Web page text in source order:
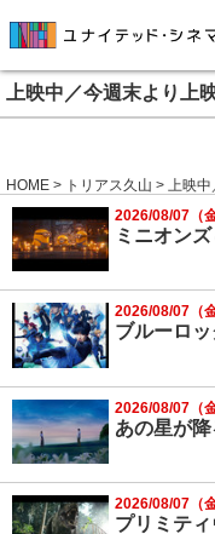
上映中／今週末より上
HOME > トリアス久山 > 上映
2026/08/07（
ミニオン
2026/08/07（
ブルーロッ
2026/08/07（
あの星が降
2026/08/07（
プリミテ